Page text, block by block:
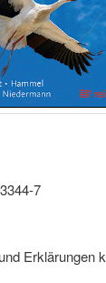
7
Erklärungen